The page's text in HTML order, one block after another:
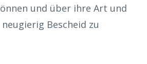
und über ihre Art und
Bescheid zu